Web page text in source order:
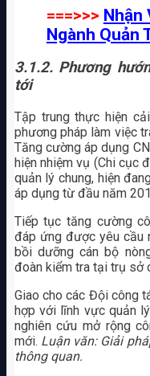
===>>> Nhận
Ngành Quản
3.1.2. Phương
tới
Tập trung thực hiện
phương pháp làm việc
Tăng cường áp dụng
hiện nhiệm vụ (Chi cục
quản lý chung, hiện
áp dụng từ đầu năm
Tiếp tục tăng cường
đáp ứng được yêu cầu
bồi dưỡng cán bộ
đoàn kiểm tra tại trụ sở
Giao cho các Đội công
hợp với lĩnh vực quản
nghiên cứu mở rộng
mới. Luận văn: Giải
thông quan.